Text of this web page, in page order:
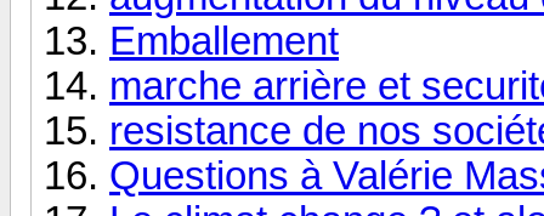
Emballement
marche arrière et
resistance de nos
Questions à Valérie